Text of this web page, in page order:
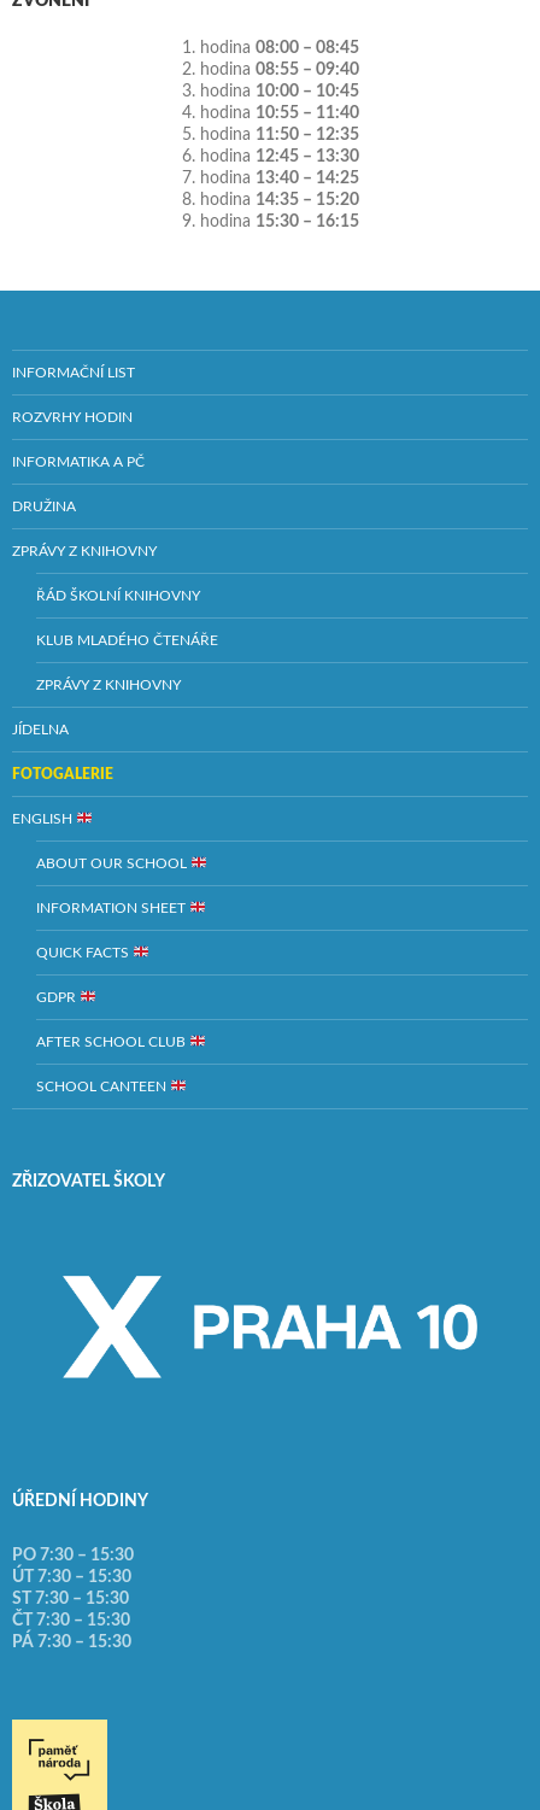
1. hodina 08:00 – 08:45
2. hodina 08:55 – 09:40
3. hodina 10:00 – 10:45
4. hodina 10:55 – 11:40
5. hodina 11:50 – 12:35
6. hodina 12:45 – 13:30
7. hodina 13:40 – 14:25
8. hodina 14:35 – 15:20
9. hodina 15:30 – 16:15
INFORMAČNÍ LIST
ROZVRHY HODIN
INFORMATIKA A PČ
DRUŽINA
ZPRÁVY Z KNIHOVNY
ŘÁD ŠKOLNÍ KNIHOVNY
KLUB MLADÉHO ČTENÁŘE
ZPRÁVY Z KNIHOVNY
JÍDELNA
FOTOGALERIE
ENGLISH
ABOUT OUR SCHOOL
INFORMATION SHEET
QUICK FACTS
GDPR
AFTER SCHOOL CLUB
SCHOOL CANTEEN
ZŘIZOVATEL ŠKOLY
ÚŘEDNÍ HODINY
PO 7:30 – 15:30
ÚT 7:30 – 15:30
ST 7:30 – 15:30
ČT 7:30 – 15:30
PÁ 7:30 – 15:30